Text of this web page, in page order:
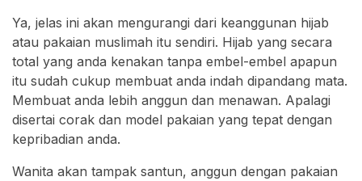
Ya, jelas ini akan mengurangi dari keanggunan hijab
atau pakaian muslimah itu sendiri. Hijab yang secara
total yang anda kenakan tanpa embel-embel apapun
itu sudah cukup membuat anda indah dipandang mata.
Membuat anda lebih anggun dan menawan. Apalagi
disertai corak dan model pakaian yang tepat dengan
kepribadian anda.
Wanita akan tampak santun, anggun dengan pakaian